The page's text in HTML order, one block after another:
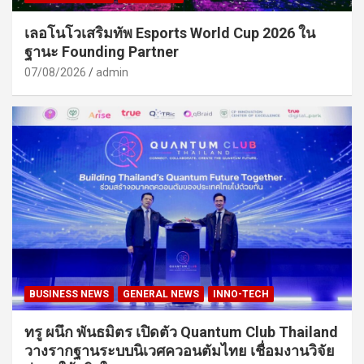
เลอโนโวเสริมทัพ Esports World Cup 2026 ใน
ฐานะ Founding Partner
07/08/2026 admin
BUSINESS NEWS GENERAL NEWS INNO-TECH
ทรู ผนึก พันธมิตร เปิดตัว Quantum Club Thailand
วางรากฐานระบบนิเวศควอนตัมไทย เชื่อมงานวิจัย